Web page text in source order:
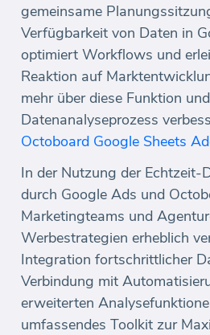
gemeinsame
Verfügbarkeit von Daten in
optimiert Workflows und
Reaktion auf
mehr über diese Funktion
Datenanalyseprozess
Octoboard Google Sheets
In der Nutzung der Echtzeit-
durch Google Ads und
Marketingteams und
Werbestrategien erheblich
Integration fortschrittlicher
Verbindung mit
erweiterten
umfassendes Toolkit zur